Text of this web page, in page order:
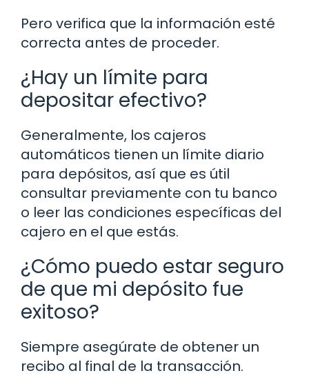
Pero verifica que la información esté
correcta antes de proceder.
¿Hay un límite para
depositar efectivo?
Generalmente, los cajeros
automáticos tienen un límite diario
para depósitos, así que es útil
consultar previamente con tu banco
o leer las condiciones específicas del
cajero en el que estás.
¿Cómo puedo estar seguro
de que mi depósito fue
exitoso?
Siempre asegúrate de obtener un
recibo al final de la transacción.